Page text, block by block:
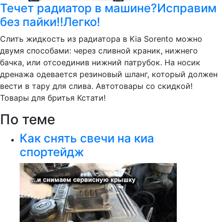
Течет радиатор в машине?Исправим
без пайки!!Легко!
Слить жидкость из радиатора в Kia Sorento можно
двумя способами: через сливной краник, нижнего
бачка, или отсоединив нижний патрубок. На носик
дренажа одевается резиновый шланг, который должен
вести в тару для слива. Автотовары со скидкой!
Товары для бритья Кстати!
По теме
Как снять свечи на киа
спортейдж